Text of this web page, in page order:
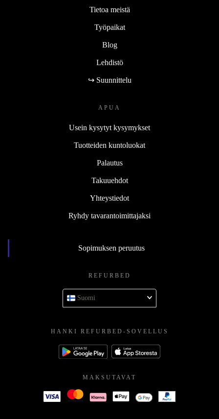
Tietoa meistä
Työpaikat
Blog
Lehdistö
↪ Suunnittelu
APUA
Usein kysytyt kysymykset
Tuotteiden kuntoluokat
Palautus
Takuuehdot
Yhteystiedot
Ryhdy tavarantoimittajaksi
Sopimuksen peruutus
REFURBED
Suomi
HANKI REFURBED-SOVELLUS
MAKSUTAVAT